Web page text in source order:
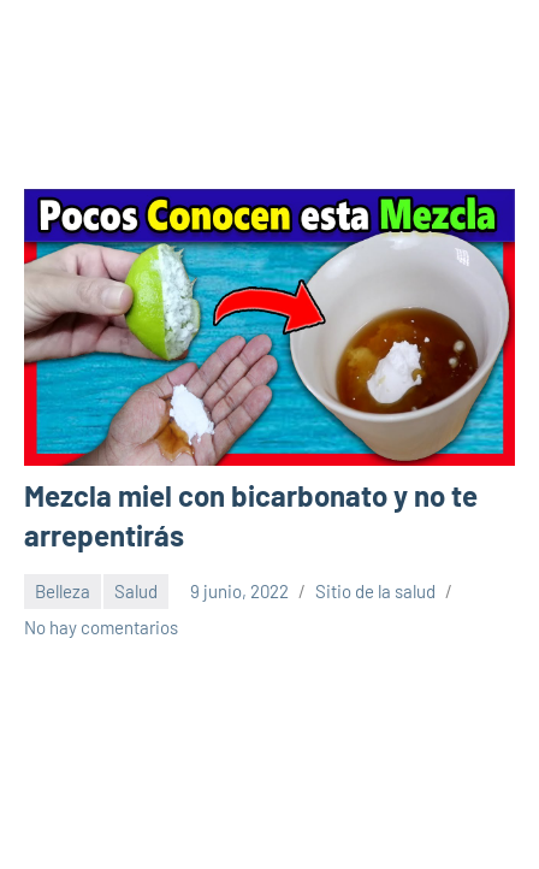
Mezcla miel con bicarbonato y no te
arrepentirás
Belleza Salud 9 junio, 2022
Sitio de la salud
No hay comentarios